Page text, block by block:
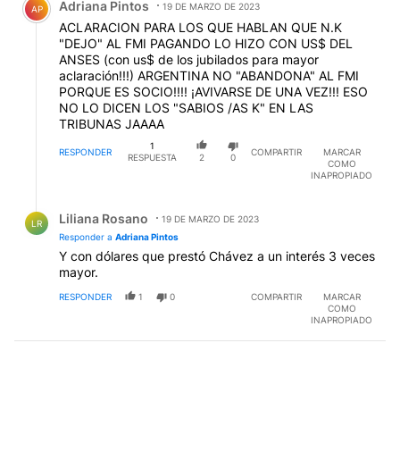
AP Adriana Pintos 19 DE MARZO DE 2023
ACLARACION PARA LOS QUE HABLAN QUE N.K
"DEJO" AL FMI PAGANDO LO HIZO CON US$ DEL
ANSES (con us$ de los jubilados para mayor
aclaración!!!) ARGENTINA NO "ABANDONA" AL FMI
PORQUE ES SOCIO!!!! ¡AVIVARSE DE UNA VEZ!!! ESO
NO LO DICEN LOS "SABIOS /AS K" EN LAS
TRIBUNAS JAAAA
RESPONDER
1
RESPUESTA
2 0
COMPARTIR
MARCAR
COMO
INAPROPIADO
LR Liliana Rosano
19 DE MARZO DE 2023
Responder a Adriana Pintos
Y con dólares que prestó Chávez a un interés 3 veces
mayor.
RESPONDER 1 0 COMPARTIR
MARCAR
COMO
INAPROPIADO